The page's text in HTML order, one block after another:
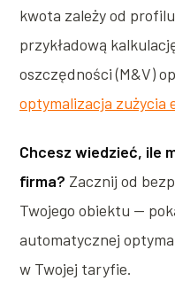
kwota zależy od
przykładową
oszczędności (M&V)
optymalizacja zużycia
Chcesz wiedzieć, ile
firma? Zacznij od
Twojego obiektu —
automatycznej
w Twojej taryfie.